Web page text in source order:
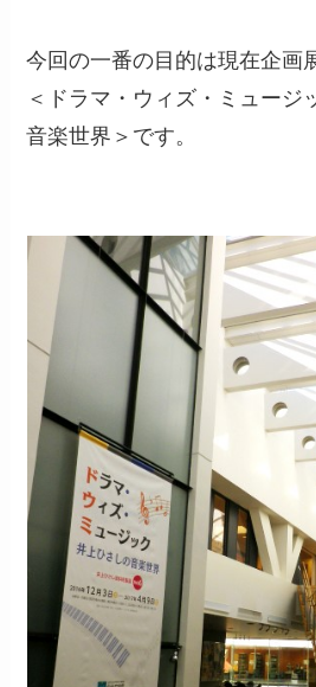
今回の一番の目的は現在企画
＜ドラマ・ウィズ・ミュージ
音楽世界＞です。